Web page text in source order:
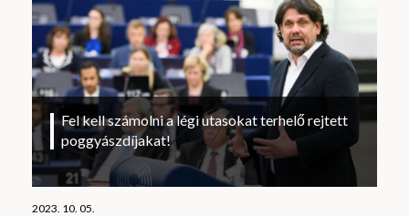
Fel kell számolni a légi utasokat terhelő rejtett
poggyászdíjakat!
2023. 10. 05.